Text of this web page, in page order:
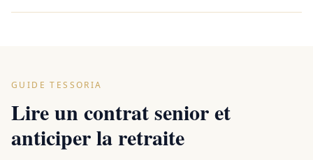
GUIDE TESSORIA
Lire un contrat senior et
anticiper la retraite